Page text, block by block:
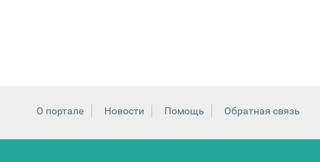
О портале Новости Помощь Обратная связь